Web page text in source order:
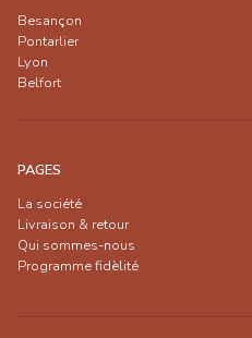
Besançon
Pontarlier
Lyon
Belfort
PAGES
La société
Livraison & retour
Qui sommes-nous
Programme fidèlité